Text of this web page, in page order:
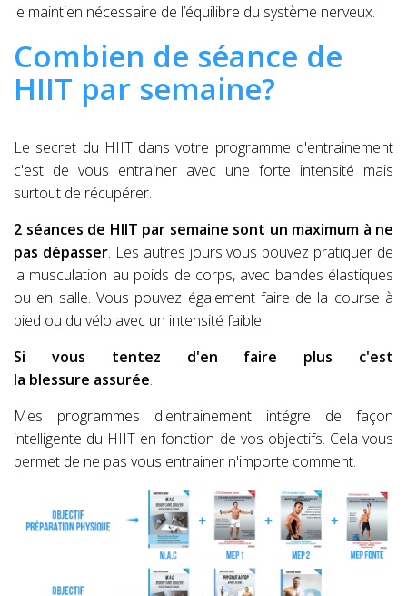
le maintien nécessaire de l’équilibre du système nerveux.
Combien de séance de
HIIT par semaine?
Le secret du HIIT dans votre programme d'entrainement
c'est de vous entrainer avec une forte intensité mais
surtout de récupérer.
2 séances de HIIT par semaine sont un maximum à ne
pas dépasser. Les autres jours vous pouvez pratiquer de
la musculation au poids de corps, avec bandes élastiques
ou en salle. Vous pouvez également faire de la course à
pied ou du vélo avec un intensité faible.
Si vous tentez d'en faire plus c'est
la blessure assurée.
Mes programmes d'entrainement intégre de façon
intelligente du HIIT en fonction de vos objectifs. Cela vous
permet de ne pas vous entrainer n'importe comment.